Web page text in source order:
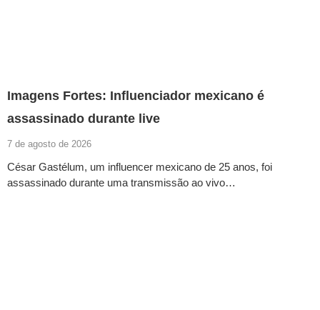
Imagens Fortes: Influenciador mexicano é
assassinado durante live
7 de agosto de 2026
César Gastélum, um influencer mexicano de 25 anos, foi
assassinado durante uma transmissão ao vivo…